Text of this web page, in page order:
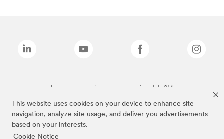
This website uses cookies on your device to enhance site
navigation, analyze site usage, and deliver you advertisements
based on your interests.
Cookie Notice
Las marcas mencionadas son propiedad de 3M